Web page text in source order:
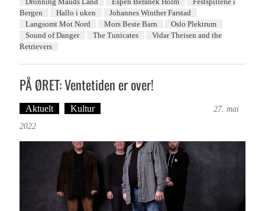
Bergen
Hallo i uken
Johannes Winther Farstad
Langsomt Mot Nord
Mors Beste Barn
Oslo Plektrum
Sound of Danger
The Tunicates
Vidar Theisen and the
Retrievers
PÅ ØRET: Ventetiden er over!
Aktuelt Kultur
27. mai
2022